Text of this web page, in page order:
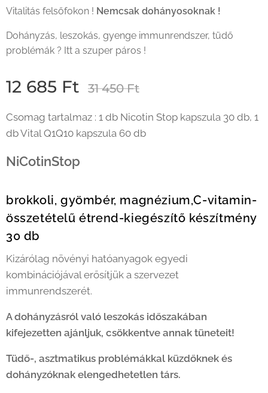
Vitalitás felsőfokon ! Nemcsak dohányosoknak !
Dohányzás, leszokás, gyenge immunrendszer, tüdő
problémák ? Itt a szuper páros !
12 685 Ft 31 450Ft
Csomag tartalmaz : 1 db Nicotin Stop kapszula 30 db, 1
db Vital Q1Q10 kapszula 60 db
NiCotinStop
brokkoli, gyömbér, magnézium,C-vitamin-
összetételű étrend-kiegészítő készítmény
30 db
Kizárólag növényi hatóanyagok egyedi
kombinációjával erősítjük a szervezet
immunrendszerét.
A dohányzásról való leszokás időszakában
kifejezetten ajánljuk, csökkentve annak tüneteit!
Tüdő-, asztmatikus problémákkal küzdőknek és
dohányzóknak elengedhetetlen társ.